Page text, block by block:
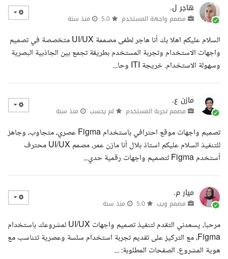
هاجر ل.
مصمم واجهة المستخدم منذ سنة
السلام عليكم اهلا بك أنا هاجر لطفى مصممة UI/UX متخصصة في تصميم
واجهات الاستخدام وتجربة المستخدم بطريقة تجمع بين الجاذبية البصرية
وسهولة الاستخدام. خريجة ITI وحا...
مازن ع.
مصمم تجربة المستخدم لم يحسب منذ سنة
تصميم واجهات موقع احترافي باستخدام Figma عصري، متجاوب، وجاهز
للتنفيذ السلام عليكم استاذ بلال أنا مازن عمر، مصمم UI/UX محترف
أستخدم Figma لتصميم واجهات رقمية حدي...
ميار م.
مصمم ويب منذ سنة
مرحبا، يسعدني التقدم لتنفيذ تصميم واجهات UI/UX لمشروعك باستخدام
Figma، مع التركيز على تقديم تجربة استخدام سلسة وعصرية تتناسب مع
هوية المشروع. الصفحات المطلوبة: ...